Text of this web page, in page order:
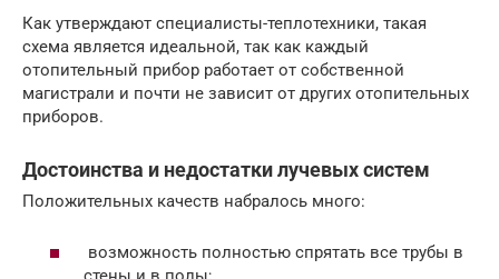
Как утверждают специалисты-теплотехники, такая
схема является идеальной, так как каждый
отопительный прибор работает от собственной
магистрали и почти не зависит от других отопительных
приборов.
Достоинства и недостатки лучевых систем
Положительных качеств набралось много:
возможность полностью спрятать все трубы в